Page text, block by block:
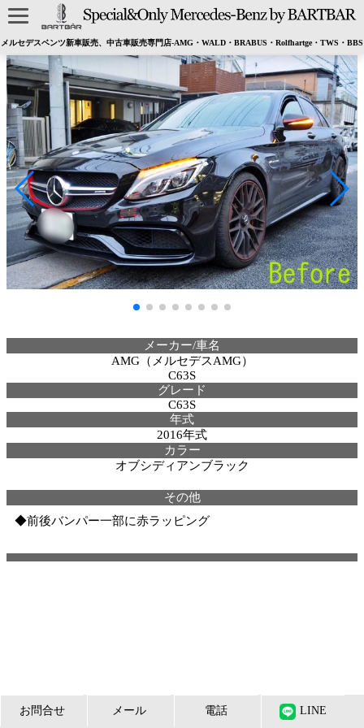
メルセデスベンツ新車販売、中古車販売専門店-AMG・WALD・BRABUS・Rolfhartge・TWS・BBS
メーカー/車名
AMG（メルセデスAMG）
C63S
グレード
C63S
年式
2016年式
カラー
オブシディアンブラック
その他
◆前後バンパー一部に赤ラッピング
お問合せ メール 電話 LINE